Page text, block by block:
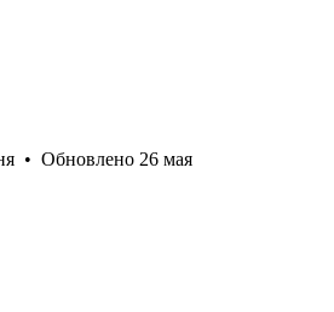
• Обновлено 26 мая